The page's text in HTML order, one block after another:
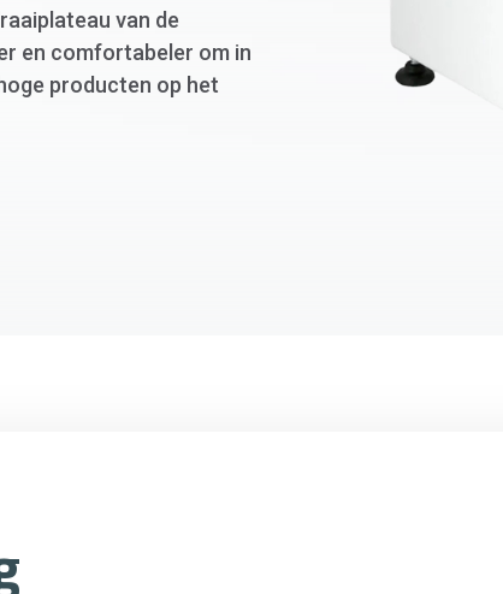
van de
en comfortabeler om in
producten op het